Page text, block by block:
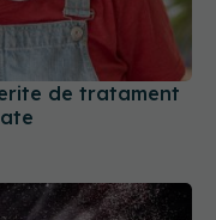
de tratament